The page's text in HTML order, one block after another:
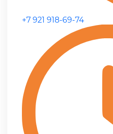
+7 921 918-69-74